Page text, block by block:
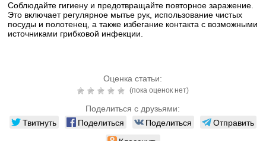
Соблюдайте гигиену и предотвращайте повторное заражение.
Это включает регулярное мытье рук, использование чистых
посуды и полотенец, а также избегание контакта с возможными
источниками грибковой инфекции.
Оценка статьи:
(пока оценок нет)
Поделиться с друзьями:
Твитнуть Поделиться Поделиться
Отправить